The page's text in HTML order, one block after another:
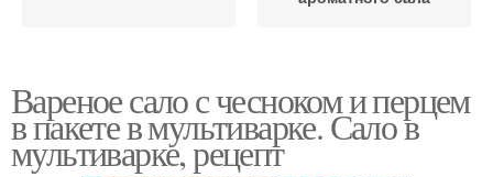
Вареное сало с чесноком и перцем
в пакете в мультиварке. Сало в
мультиварке, рецепт